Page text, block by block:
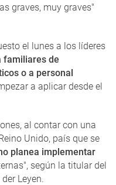
graves, muy graves"
el lunes a los líderes
familiares de
o a personal
a aplicar desde el
al contar con una
Unido, país que se
planea implementar
según la titular del
Leyen.